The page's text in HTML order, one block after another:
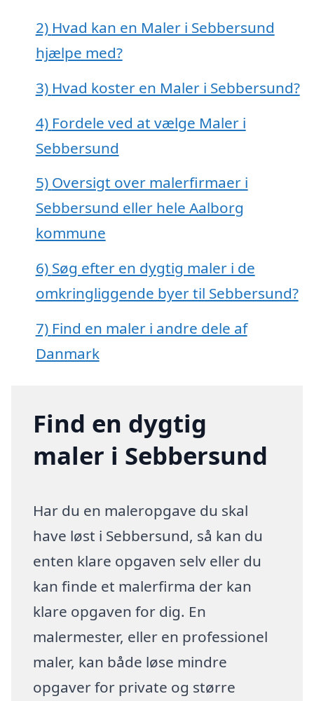
2) Hvad kan en Maler i Sebbersund
hjælpe med?
3) Hvad koster en Maler i Sebbersund?
4) Fordele ved at vælge Maler i
Sebbersund
5) Oversigt over malerfirmaer i
Sebbersund eller hele Aalborg
kommune
6) Søg efter en dygtig maler i de
omkringliggende byer til Sebbersund?
7) Find en maler i andre dele af
Danmark
Find en dygtig
maler i Sebbersund
Har du en maleropgave du skal
have løst i Sebbersund, så kan du
enten klare opgaven selv eller du
kan finde et malerfirma der kan
klare opgaven for dig. En
malermester, eller en professionel
maler, kan både løse mindre
opgaver for private og større